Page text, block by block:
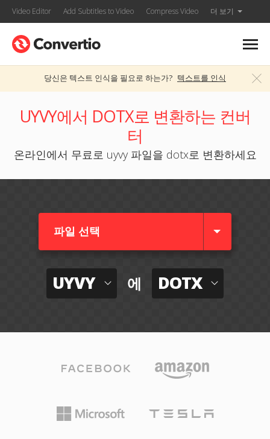
Video Editor Add Subtitles to Video Compress Video 더 보기
당신은 텍스트 인식을 필요로 하는가? 텍스트를 인식
UYVY에서 DOTX로 변환하는 컨버
터
온라인에서 무료로 uyvy 파일을 dotx로 변환하세요
파일 선택
UYVY 에 DOTX